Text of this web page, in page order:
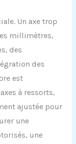
Un axe trop
millimètres,
des
des
est
à ressorts,
ajustée pour
une
une